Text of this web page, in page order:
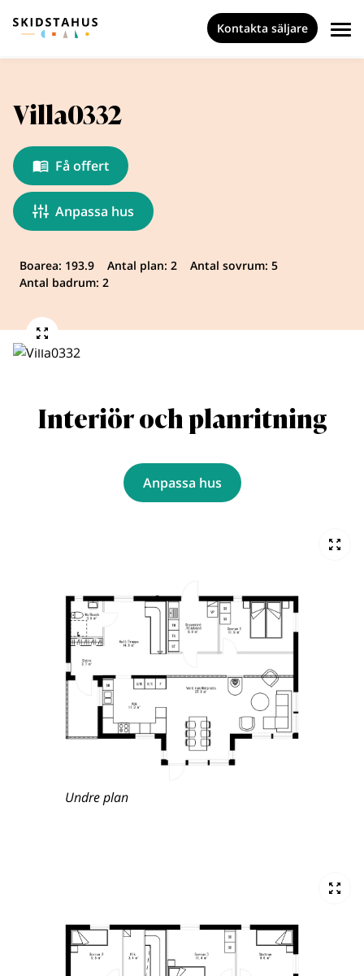
Kontakta säljare
Villa0332
Få offert
Anpassa hus
Boarea: 193.9 Antal plan: 2
Antal sovrum: 5
Antal badrum: 2
Interiör och planritning
Anpassa hus
Undre plan